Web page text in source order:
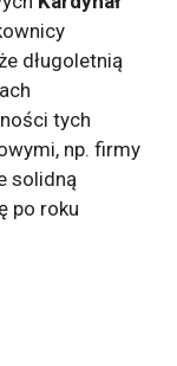
długoletnią
tych
np. firmy
solidną
po roku